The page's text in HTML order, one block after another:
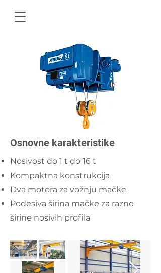
Osnovne karakteristike
Nosivost do 1 t do 16 t
Kompaktna konstrukcija
Dva motora za vožnju mačke
Podesiva širina mačke za razne
širine nosivih profila